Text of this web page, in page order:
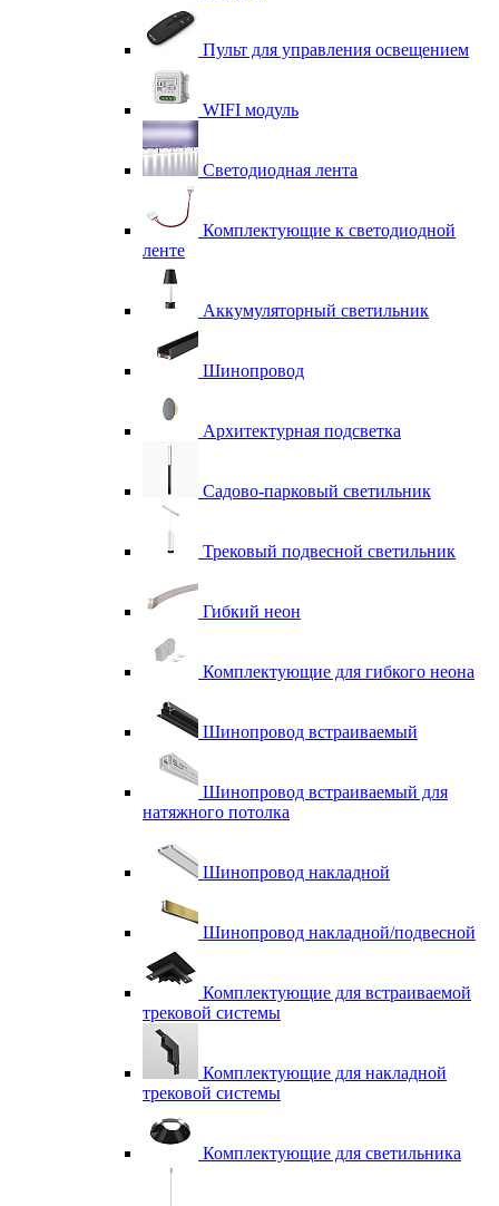
Пульт для управления освещением
WIFI модуль
Светодиодная лента
Комплектующие к светодиодной
ленте
Аккумуляторный светильник
Шинопровод
Архитектурная подсветка
Садово-парковый светильник
Трековый подвесной светильник
Гибкий неон
Комплектующие для гибкого неона
Шинопровод встраиваемый
Шинопровод встраиваемый для
натяжного потолка
Шинопровод накладной
Шинопровод накладной/подвесной
Комплектующие для встраиваемой
трековой системы
Комплектующие для накладной
трековой системы
Комплектующие для светильника